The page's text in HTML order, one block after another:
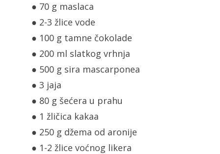
● 70 g maslaca
● 2-3 žlice vode
● 100 g tamne čokolade
● 200 ml slatkog vrhnja
● 500 g sira mascarponea
● 3 jaja
● 80 g šećera u prahu
● 1 žličica kakaa
● 250 g džema od aronije
● 1-2 žlice voćnog likera